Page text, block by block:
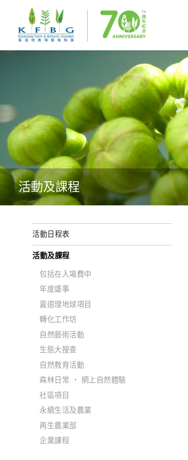
活動及課程
活動日程表
活動及課程
包括在入場費中
年度盛事
嘉道理地球項目
轉化工作坊
自然藝術活動
生態大搜查
自然教育活動
森林日常 ‧ 網上自然體驗
社區項目
永續生活及農業
再生農業部
企業課程